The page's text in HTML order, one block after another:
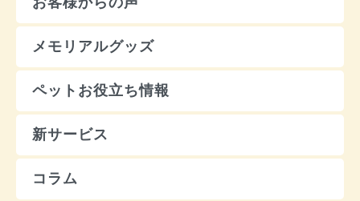
メモリアルグッズ
ペットお役立ち情報
新サービス
コラム